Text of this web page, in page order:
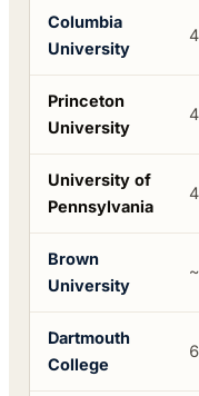
Columbia
University
Princeton
University
University of
Pennsylvania
Brown
University
Dartmouth
College